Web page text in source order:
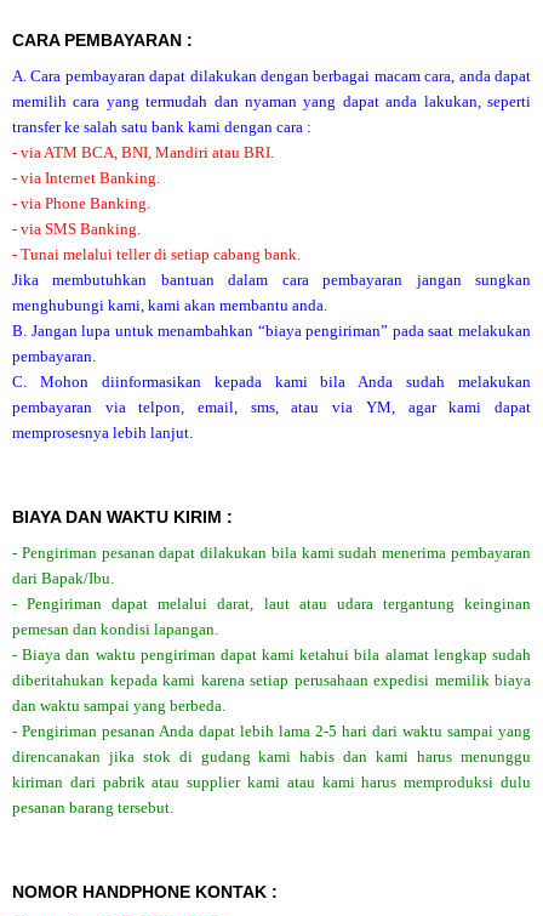
CARA PEMBAYARAN :
A. Cara pembayaran dapat dilakukan dengan berbagai macam cara, anda dapat
memilih cara yang termudah dan nyaman yang dapat anda lakukan, seperti
transfer ke salah satu bank kami dengan cara :
- via ATM BCA, BNI, Mandiri atau BRI.
- via Internet Banking.
- via Phone Banking.
- via SMS Banking.
- Tunai melalui teller di setiap cabang bank.
Jika membutuhkan bantuan dalam cara pembayaran jangan sungkan
menghubungi kami, kami akan membantu anda.
B. Jangan lupa untuk menambahkan “biaya pengiriman” pada saat melakukan
pembayaran.
C. Mohon diinformasikan kepada kami bila Anda sudah melakukan
pembayaran via telpon, email, sms, atau via YM, agar kami dapat
memprosesnya lebih lanjut.
BIAYA DAN WAKTU KIRIM :
- Pengiriman pesanan dapat dilakukan bila kami sudah menerima pembayaran
dari Bapak/Ibu.
- Pengiriman dapat melalui darat, laut atau udara tergantung keinginan
pemesan dan kondisi lapangan.
- Biaya dan waktu pengiriman dapat kami ketahui bila alamat lengkap sudah
diberitahukan kepada kami karena setiap perusahaan expedisi memilik biaya
dan waktu sampai yang berbeda.
- Pengiriman pesanan Anda dapat lebih lama 2-5 hari dari waktu sampai yang
direncanakan jika stok di gudang kami habis dan kami harus menunggu
kiriman dari pabrik atau supplier kami atau kami harus memproduksi dulu
pesanan barang tersebut.
NOMOR HANDPHONE KONTAK :